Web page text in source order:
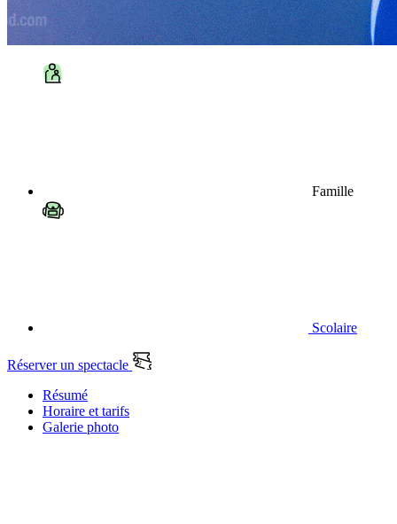
Famille
Scolaire
Réserver un spectacle
Résumé
Horaire et tarifs
Galerie photo